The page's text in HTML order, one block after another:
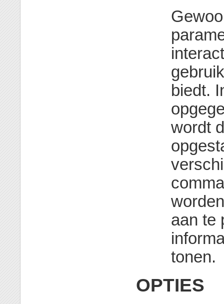
biedt.
wordt
aan te
tonen.
OPTIES